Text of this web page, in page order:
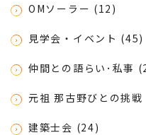
OMソーラー (12)
見学会・イベント (45)
仲間との語らい･私事
元祖 那古野びとの挑
建築士会 (24)